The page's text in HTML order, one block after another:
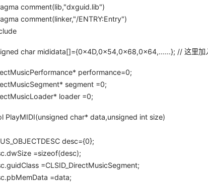
comment(lib,"dxguid.lib")
comment(linker,"/ENTRY:Entry")
char mididata[]={0x4D,0x54,0x68,0x64,......}; // 这里加
performance=0;
segment =0;
loader =0;
PlayMIDI(unsigned char* data,unsigned int size)
desc={0};
=sizeof(desc);
=CLSID_DirectMusicSegment;
=data;